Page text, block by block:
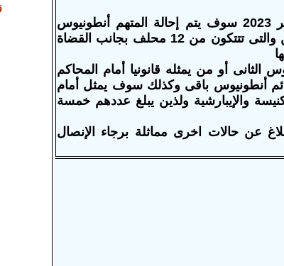
وبعد الإنتهاء من التحقيقات فى 25 سبتمبر 2023 سوف يتم إحالة المتهم أنطونيوس
باقى للمثول أمام المحكمة وهيئة المحلفين والتى تتتكون من 12 محلف بجانب القضاة
أو من يمثله قانونيا أمام المحاكم
أنطونيوس باقى وكذلك سوف يمثل أمام
والإيبارشية ولذين يبلغ عددهم خمسة
عن حالات اخرى مماثلة برجاء الإنصال